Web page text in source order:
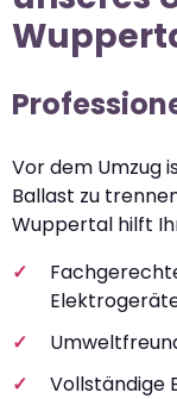
Vor dem Umzug
Ballast zu
Wuppertal hilft
Vollständige